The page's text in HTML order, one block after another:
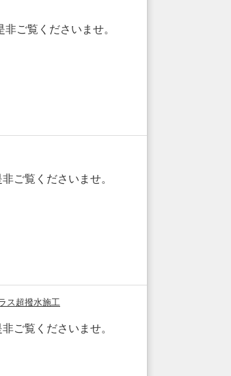
ご覧くださいませ。
ご覧くださいませ。
ス超撥水施工
ご覧くださいませ。